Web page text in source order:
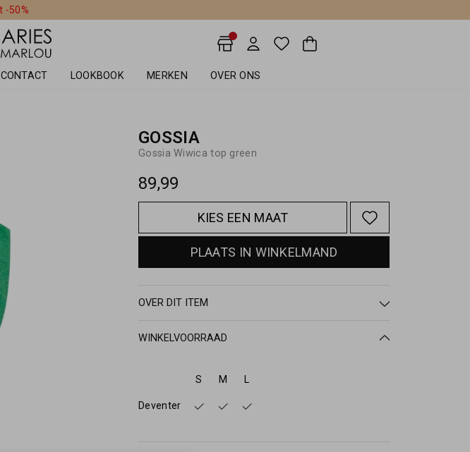
-50%
CONTACT LOOKBOOK MERKEN OVER ONS
GOSSIA
Gossia Wiwica top green
89,99
KIES EEN MAAT
PLAATS IN WINKELMAND
OVER DIT ITEM
WINKELVOORRAAD
S M L
Deventer